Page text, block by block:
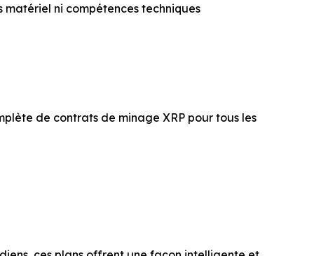
ni compétences techniques
de contrats de minage XRP pour tous les